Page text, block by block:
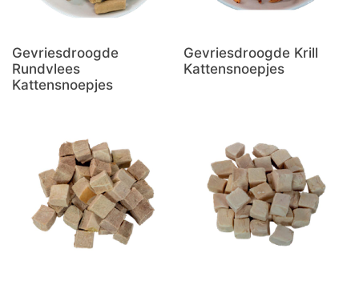
Gevriesdroogde
Rundvlees
Kattensnoepjes
Gevriesdroogde Krill
Kattensnoepjes